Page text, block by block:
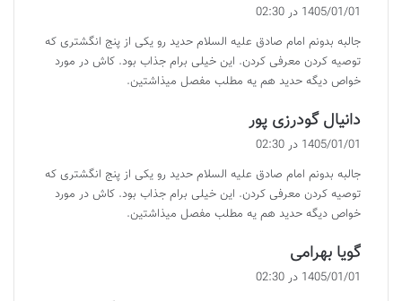
ف
:
1405/01/01 در 02:30
جالبه بدونم امام صادق علیه السلام حدید رو یکی از پنج انگشتری که
توصیه کردن معرفی کردن. این خیلی برام جذاب بود. کاش در مورد
خواص دیگه حدید هم یه مطلب مفصل میذاشتین.
دانیال گودرزی پور
:
1405/01/01 در 02:30
جالبه بدونم امام صادق علیه السلام حدید رو یکی از پنج انگشتری که
توصیه کردن معرفی کردن. این خیلی برام جذاب بود. کاش در مورد
خواص دیگه حدید هم یه مطلب مفصل میذاشتین.
گویا بهرامی
1405/01/01 در 02:30